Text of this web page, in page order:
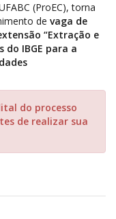
(ProEC), torna
de vaga de
“Extração e
IBGE para a
do processo
de realizar sua